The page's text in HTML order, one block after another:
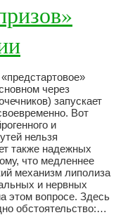
через
запускает
Вот
и
нельзя
также надежных
что медленнее
механизм липолиза
и нервных
этом вопросе. Здесь
обстоятельство:…